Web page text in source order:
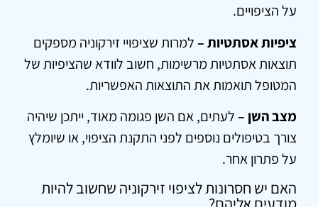
על הציפויים.
ציפיות אסתטיות –למרות שציפויי זירקוניה מספקים
תוצאות אסתטיות מרשימות, חשוב לוודא שהציפיות של
המטופל תואמות את התוצאות האפשריות.
מצב השן –לעתים, אם השן פגומה מאוד, ייתכן שיהיה
צורך בטיפולים נוספים לפני התקנת הציפוי, או שיומלץ
על פתרון אחר.
האם יש חסרונות לציפוי זירקוניה שחשוב להיות